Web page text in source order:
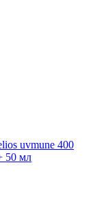
uvmune 400
50 мл